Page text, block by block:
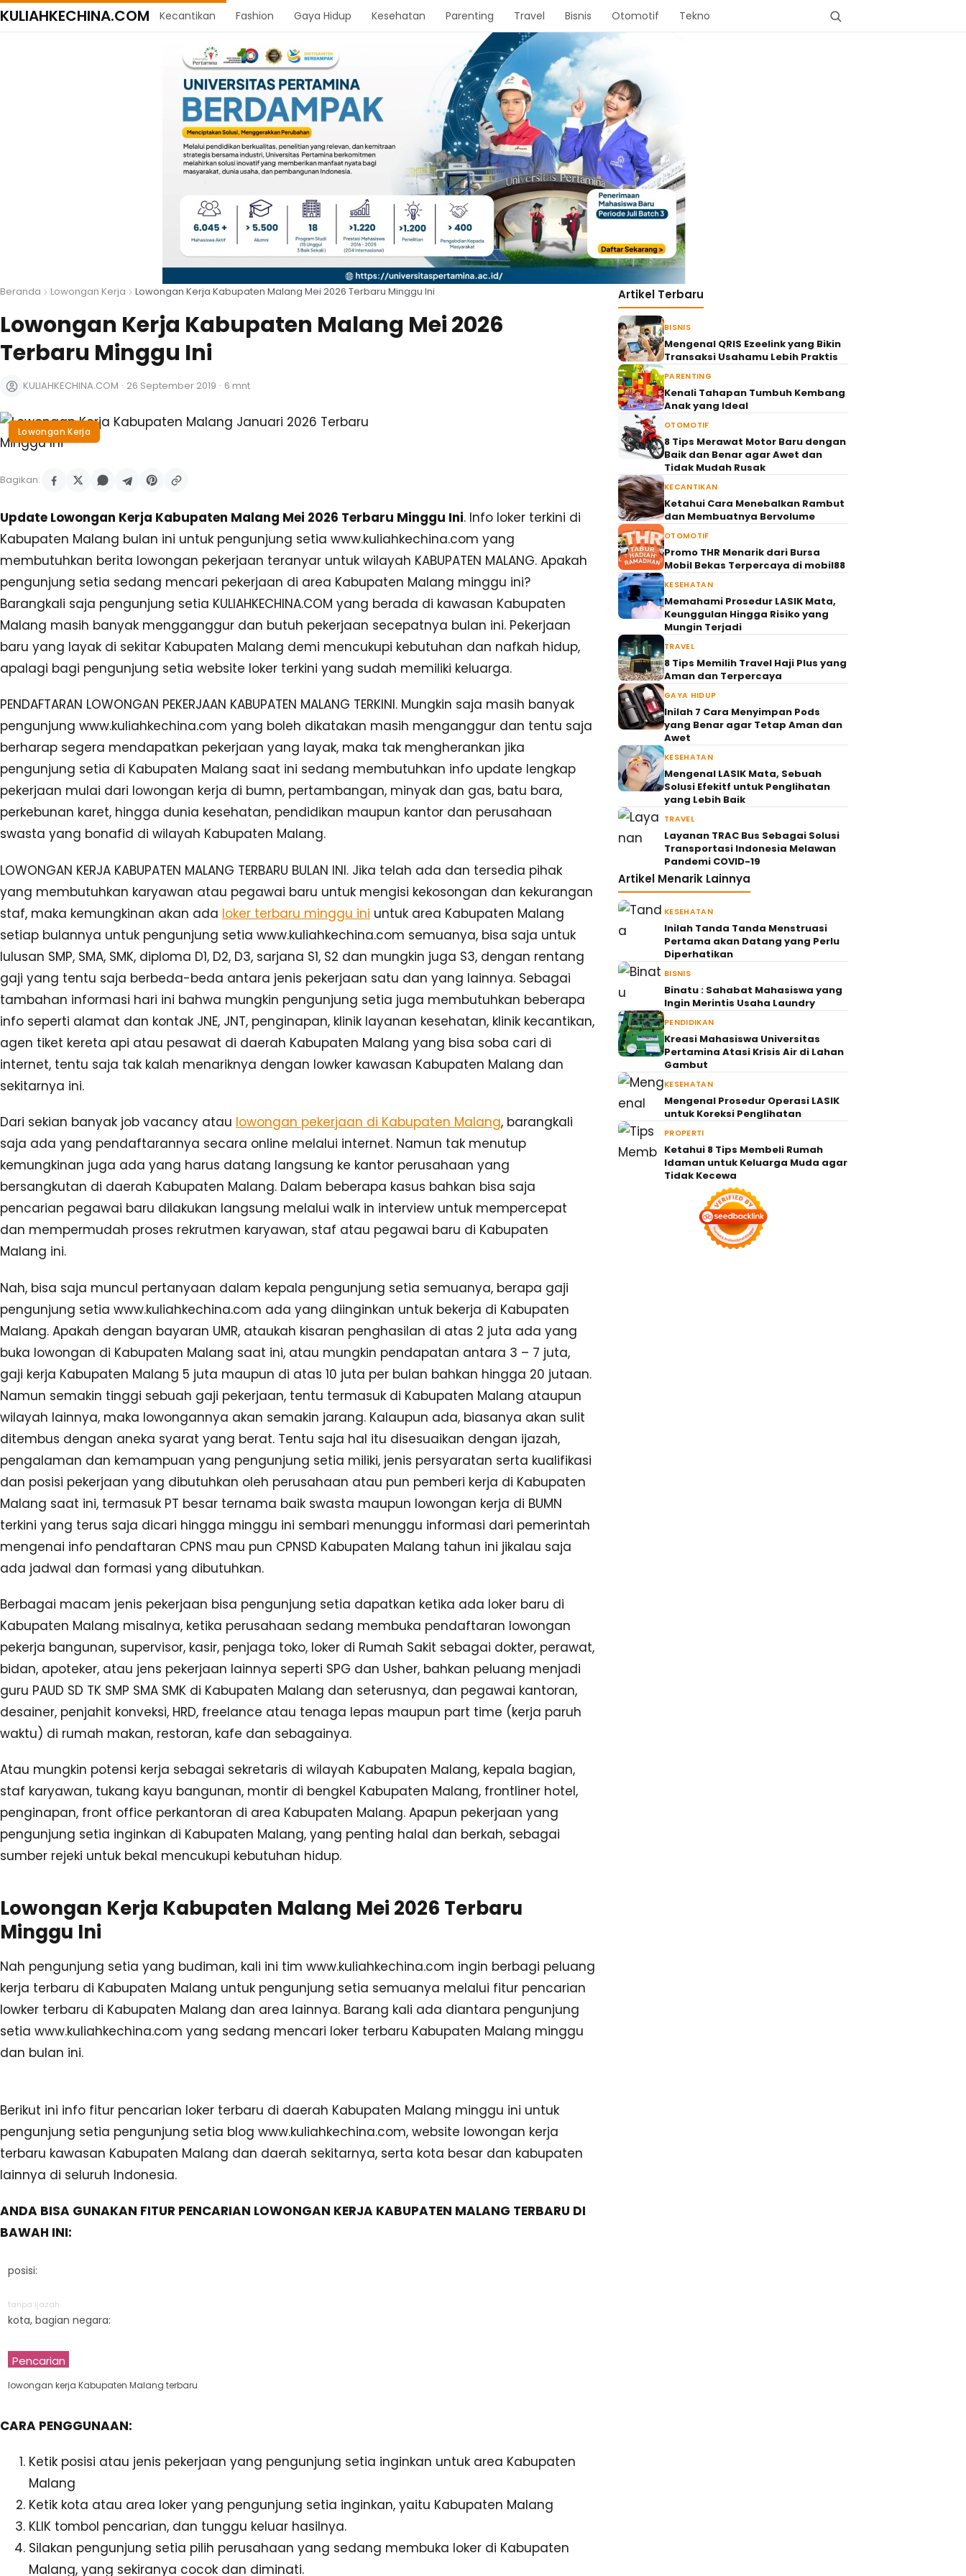
KULIAHKECHINA.COM Kecantikan Fashion Gaya Hidup Kesehatan Parenting Travel Bisnis Otomotif Tekno
Beranda Lowongan Kerja Lowongan Kerja Kabupaten Malang Mei 2026 Terbaru Minggu Ini
Lowongan Kerja Kabupaten Malang Mei 2026
Terbaru Minggu Ini
KULIAHKECHINA.COM · 26 September 2019 · 6 mnt
Lowongan Kerja
Bagikan:
Update Lowongan Kerja Kabupaten Malang Mei 2026 Terbaru Minggu Ini. Info loker terkini di
Kabupaten Malang bulan ini untuk pengunjung setia www.kuliahkechina.com yang
membutuhkan berita lowongan pekerjaan teranyar untuk wilayah KABUPATEN MALANG. Apakah
pengunjung setia sedang mencari pekerjaan di area Kabupaten Malang minggu ini?
Barangkali saja pengunjung setia KULIAHKECHINA.COM yang berada di kawasan Kabupaten
Malang masih banyak mengganggur dan butuh pekerjaan secepatnya bulan ini. Pekerjaan
baru yang layak di sekitar Kabupaten Malang demi mencukupi kebutuhan dan nafkah hidup,
apalagi bagi pengunjung setia website loker terkini yang sudah memiliki keluarga.
PENDAFTARAN LOWONGAN PEKERJAAN KABUPATEN MALANG TERKINI. Mungkin saja masih banyak
pengunjung www.kuliahkechina.com yang boleh dikatakan masih menganggur dan tentu saja
berharap segera mendapatkan pekerjaan yang layak, maka tak mengherankan jika
pengunjung setia di Kabupaten Malang saat ini sedang membutuhkan info update lengkap
pekerjaan mulai dari lowongan kerja di bumn, pertambangan, minyak dan gas, batu bara,
perkebunan karet, hingga dunia kesehatan, pendidikan maupun kantor dan perusahaan
swasta yang bonafid di wilayah Kabupaten Malang.
LOWONGAN KERJA KABUPATEN MALANG TERBARU BULAN INI. Jika telah ada dan tersedia pihak
yang membutuhkan karyawan atau pegawai baru untuk mengisi kekosongan dan kekurangan
staf, maka kemungkinan akan ada loker terbaru minggu ini untuk area Kabupaten Malang
setiap bulannya untuk pengunjung setia www.kuliahkechina.com semuanya, bisa saja untuk
lulusan SMP, SMA, SMK, diploma D1, D2, D3, sarjana S1, S2 dan mungkin juga S3, dengan rentang
gaji yang tentu saja berbeda-beda antara jenis pekerjaan satu dan yang lainnya. Sebagai
tambahan informasi hari ini bahwa mungkin pengunjung setia juga membutuhkan beberapa
info seperti alamat dan kontak JNE, JNT, penginapan, klinik layanan kesehatan, klinik kecantikan,
agen tiket kereta api atau pesawat di daerah Kabupaten Malang yang bisa soba cari di
internet, tentu saja tak kalah menariknya dengan lowker kawasan Kabupaten Malang dan
sekitarnya ini.
Dari sekian banyak job vacancy atau lowongan pekerjaan di Kabupaten Malang, barangkali
saja ada yang pendaftarannya secara online melalui internet. Namun tak menutup
kemungkinan juga ada yang harus datang langsung ke kantor perusahaan yang
bersangkutan di daerah Kabupaten Malang. Dalam beberapa kasus bahkan bisa saja
pencarian pegawai baru dilakukan langsung melalui walk in interview untuk mempercepat
dan mempermudah proses rekrutmen karyawan, staf atau pegawai baru di Kabupaten
Malang ini.
Nah, bisa saja muncul pertanyaan dalam kepala pengunjung setia semuanya, berapa gaji
pengunjung setia www.kuliahkechina.com ada yang diinginkan untuk bekerja di Kabupaten
Malang. Apakah dengan bayaran UMR, ataukah kisaran penghasilan di atas 2 juta ada yang
buka lowongan di Kabupaten Malang saat ini, atau mungkin pendapatan antara 3 – 7 juta,
gaji kerja Kabupaten Malang 5 juta maupun di atas 10 juta per bulan bahkan hingga 20 jutaan.
Namun semakin tinggi sebuah gaji pekerjaan, tentu termasuk di Kabupaten Malang ataupun
wilayah lainnya, maka lowongannya akan semakin jarang. Kalaupun ada, biasanya akan sulit
ditembus dengan aneka syarat yang berat. Tentu saja hal itu disesuaikan dengan ijazah,
pengalaman dan kemampuan yang pengunjung setia miliki, jenis persyaratan serta kualifikasi
dan posisi pekerjaan yang dibutuhkan oleh perusahaan atau pun pemberi kerja di Kabupaten
Malang saat ini, termasuk PT besar ternama baik swasta maupun lowongan kerja di BUMN
terkini yang terus saja dicari hingga minggu ini sembari menunggu informasi dari pemerintah
mengenai info pendaftaran CPNS mau pun CPNSD Kabupaten Malang tahun ini jikalau saja
ada jadwal dan formasi yang dibutuhkan.
Berbagai macam jenis pekerjaan bisa pengunjung setia dapatkan ketika ada loker baru di
Kabupaten Malang misalnya, ketika perusahaan sedang membuka pendaftaran lowongan
pekerja bangunan, supervisor, kasir, penjaga toko, loker di Rumah Sakit sebagai dokter, perawat,
bidan, apoteker, atau jens pekerjaan lainnya seperti SPG dan Usher, bahkan peluang menjadi
guru PAUD SD TK SMP SMA SMK di Kabupaten Malang dan seterusnya, dan pegawai kantoran,
desainer, penjahit konveksi, HRD, freelance atau tenaga lepas maupun part time (kerja paruh
waktu) di rumah makan, restoran, kafe dan sebagainya.
Atau mungkin potensi kerja sebagai sekretaris di wilayah Kabupaten Malang, kepala bagian,
staf karyawan, tukang kayu bangunan, montir di bengkel Kabupaten Malang, frontliner hotel,
penginapan, front office perkantoran di area Kabupaten Malang. Apapun pekerjaan yang
pengunjung setia inginkan di Kabupaten Malang, yang penting halal dan berkah, sebagai
sumber rejeki untuk bekal mencukupi kebutuhan hidup.
Lowongan Kerja Kabupaten Malang Mei 2026 Terbaru
Minggu Ini
Nah pengunjung setia yang budiman, kali ini tim www.kuliahkechina.com ingin berbagi peluang
kerja terbaru di Kabupaten Malang untuk pengunjung setia semuanya melalui fitur pencarian
lowker terbaru di Kabupaten Malang dan area lainnya. Barang kali ada diantara pengunjung
setia www.kuliahkechina.com yang sedang mencari loker terbaru Kabupaten Malang minggu
dan bulan ini.
Berikut ini info fitur pencarian loker terbaru di daerah Kabupaten Malang minggu ini untuk
pengunjung setia pengunjung setia blog www.kuliahkechina.com, website lowongan kerja
terbaru kawasan Kabupaten Malang dan daerah sekitarnya, serta kota besar dan kabupaten
lainnya di seluruh Indonesia.
ANDA BISA GUNAKAN FITUR PENCARIAN LOWONGAN KERJA KABUPATEN MALANG TERBARU DI
BAWAH INI:
posisi:
tanpa ijazah
kota, bagian negara:
Pencarian
lowongan kerja Kabupaten Malang terbaru
CARA PENGGUNAAN:
Ketik posisi atau jenis pekerjaan yang pengunjung setia inginkan untuk area Kabupaten
Malang
Ketik kota atau area loker yang pengunjung setia inginkan, yaitu Kabupaten Malang
KLIK tombol pencarian, dan tunggu keluar hasilnya.
Silakan pengunjung setia pilih perusahaan yang sedang membuka loker di Kabupaten
Malang, yang sekiranya cocok dan diminati.
Artikel Terbaru
BISNIS
Mengenal QRIS Ezeelink yang Bikin
Transaksi Usahamu Lebih Praktis
PARENTING
Kenali Tahapan Tumbuh Kembang
Anak yang Ideal
OTOMOTIF
8 Tips Merawat Motor Baru dengan
Baik dan Benar agar Awet dan
Tidak Mudah Rusak
KECANTIKAN
Ketahui Cara Menebalkan Rambut
dan Membuatnya Bervolume
OTOMOTIF
Promo THR Menarik dari Bursa
Mobil Bekas Terpercaya di mobil88
KESEHATAN
Memahami Prosedur LASIK Mata,
Keunggulan Hingga Risiko yang
Mungin Terjadi
TRAVEL
8 Tips Memilih Travel Haji Plus yang
Aman dan Terpercaya
GAYA HIDUP
Inilah 7 Cara Menyimpan Pods
yang Benar agar Tetap Aman dan
Awet
KESEHATAN
Mengenal LASIK Mata, Sebuah
Solusi Efekitf untuk Penglihatan
yang Lebih Baik
TRAVEL
Layanan TRAC Bus Sebagai Solusi
Transportasi Indonesia Melawan
Pandemi COVID-19
Artikel Menarik Lainnya
KESEHATAN
Inilah Tanda Tanda Menstruasi
Pertama akan Datang yang Perlu
Diperhatikan
BISNIS
Binatu : Sahabat Mahasiswa yang
Ingin Merintis Usaha Laundry
PENDIDIKAN
Kreasi Mahasiswa Universitas
Pertamina Atasi Krisis Air di Lahan
Gambut
KESEHATAN
Mengenal Prosedur Operasi LASIK
untuk Koreksi Penglihatan
PROPERTI
Ketahui 8 Tips Membeli Rumah
Idaman untuk Keluarga Muda agar
Tidak Kecewa